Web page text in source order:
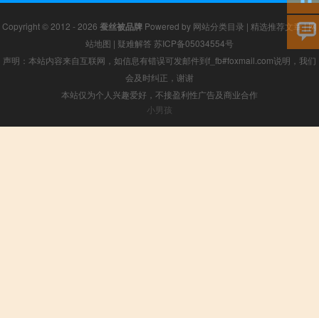
Copyright © 2012 - 2026 蚕丝被品牌 Powered by 网站分类目录 | 精选推荐文章|网
站地图 | 疑难解答 苏ICP备05034554号
声明：本站内容来自互联网，如信息有错误可发邮件到f_fb#foxmail.com说明，我们
会及时纠正，谢谢
本站仅为个人兴趣爱好，不接盈利性广告及商业合作
小男孩